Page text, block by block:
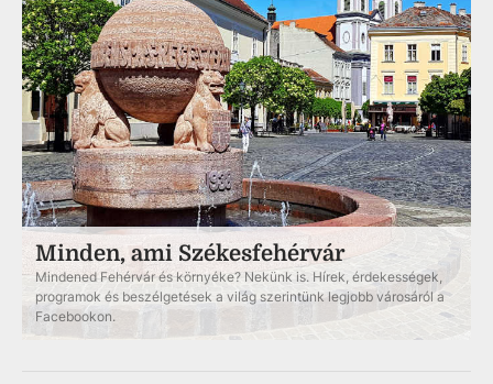
Minden, ami Székesfehérvár
Mindened Fehérvár és környéke? Nekünk is. Hírek, érdekességek,
programok és beszélgetések a világ szerintünk legjobb városáról a
Facebookon.